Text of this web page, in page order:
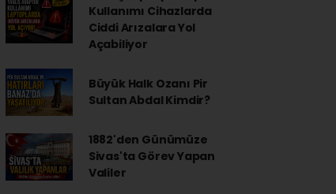
Kullanımı Cihazlarda
Ciddi Arızalara Yol
Açabiliyor
Büyük Halk Ozanı Pir
Sultan Abdal Kimdir?
1882'den Günümüze
Sivas'ta Görev Yapan
Valiler